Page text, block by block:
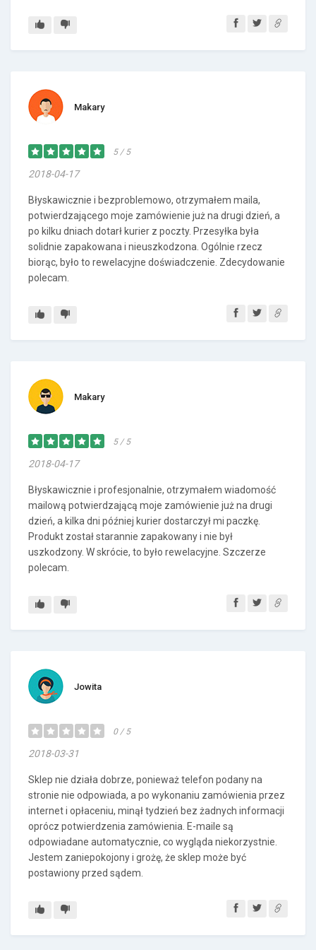
Makary
5 / 5
2018-04-17
Błyskawicznie i bezproblemowo, otrzymałem maila,
potwierdzającego moje zamówienie już na drugi dzień, a
po kilku dniach dotarł kurier z poczty. Przesyłka była
solidnie zapakowana i nieuszkodzona. Ogólnie rzecz
biorąc, było to rewelacyjne doświadczenie. Zdecydowanie
polecam.
Makary
5 / 5
2018-04-17
Błyskawicznie i profesjonalnie, otrzymałem wiadomość
mailową potwierdzającą moje zamówienie już na drugi
dzień, a kilka dni później kurier dostarczył mi paczkę.
Produkt został starannie zapakowany i nie był
uszkodzony. W skrócie, to było rewelacyjne. Szczerze
polecam.
Jowita
0 / 5
2018-03-31
Sklep nie działa dobrze, ponieważ telefon podany na
stronie nie odpowiada, a po wykonaniu zamówienia przez
internet i opłaceniu, minął tydzień bez żadnych informacji
oprócz potwierdzenia zamówienia. E-maile są
odpowiadane automatycznie, co wygląda niekorzystnie.
Jestem zaniepokojony i grożę, że sklep może być
postawiony przed sądem.